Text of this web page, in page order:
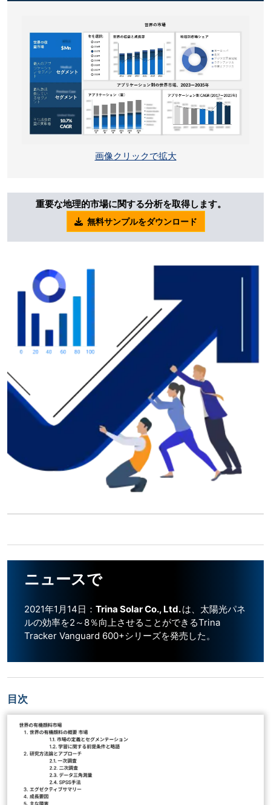
画像クリックで拡大
重要な地理的市場に関する分析を取得します。
無料サンプルをダウンロード
ニュースで
2021年1月14日： Trina Solar Co., Ltd.は、太陽光パネ
ルの効率を2～8％向上させることができるTrina
Tracker Vanguard 600+シリーズを発売した。
目次